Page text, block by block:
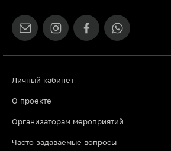
Личный кабинет
О проекте
Организаторам мероприятий
Часто задаваемые вопросы